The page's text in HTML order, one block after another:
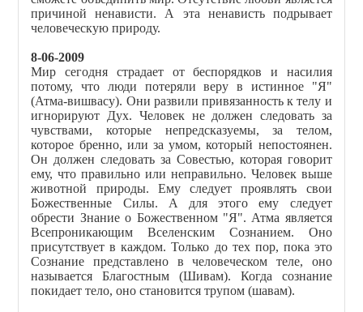
причиной ненависти. А эта ненависть подрывает
человеческую природу.
8-06-2009
Мир сегодня страдает от беспорядков и насилия
потому, что люди потеряли веру в истинное "Я"
(Атма-вишвасу). Они развили привязанность к телу и
игнорируют Дух. Человек не должен следовать за
чувствами, которые непредсказуемы, за телом,
которое бренно, или за умом, который непостоянен.
Он должен следовать за Совестью, которая говорит
ему, что правильно или неправильно. Человек выше
животной природы. Ему следует проявлять свои
Божественные Силы. А для этого ему следует
обрести Знание о Божественном "Я". Атма является
Всепроникающим Вселенским Сознанием. Оно
присутствует в каждом. Только до тех пор, пока это
Сознание представлено в человеческом теле, оно
называется Благостным (Шивам). Когда сознание
покидает тело, оно становится трупом (шавам).